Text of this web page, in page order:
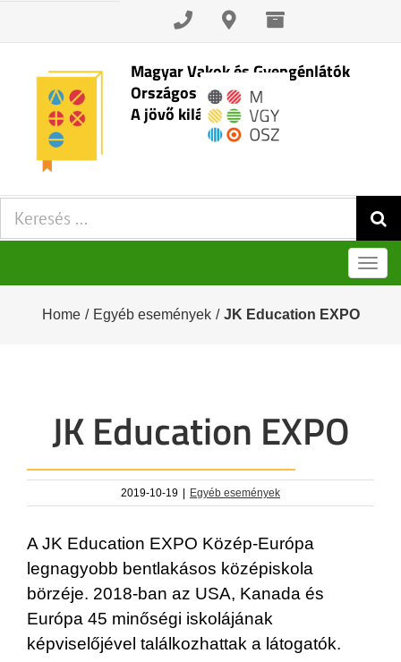
Skip
content
Magyar Vakok és Gyengénlátók
Országos Szövetsége
A jövő kilátásai
Keresés:
Home / Egyéb események / JK Education EXPO
JK Education EXPO
2019-10-19 | Egyéb események
A JK Education EXPO Közép-Európa
legnagyobb bentlakásos középiskola
börzéje. 2018-ban az USA, Kanada és
Európa 45 minőségi iskolájának
képviselőjével találkozhattak a látogatók.